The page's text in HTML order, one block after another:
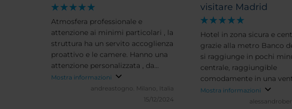
Atmosfera professionale e
attenzione ai minimi particolari , la
struttura ha un servito accoglienza
proattivo e le camere. Hanno una
attenzione personalizzata , da
migliorare solo il food and
beverage ma ci riproverò incluso il
Mostra informazioni
andreastogno. Milano, Italia
15/12/2024
visitare Madrid
Hotel in zona sicura e
grazie alla metro Banco
si raggiunge in pochi
centrale, raggiungible
comodamente in una
minuti a piedi.
collocato per chi vuole
Mostra informazioni